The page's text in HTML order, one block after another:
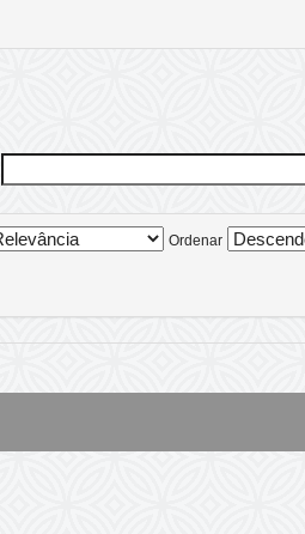
Ordenar